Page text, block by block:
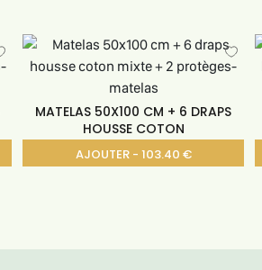
MATELAS 50X100 CM + 6 DRAPS
HOUSSE COTON
AJOUTER - 103.40 €